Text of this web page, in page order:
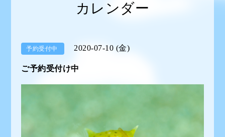
カレンダー
予約受付中 2020-07-10 (金)
ご予約受付け中